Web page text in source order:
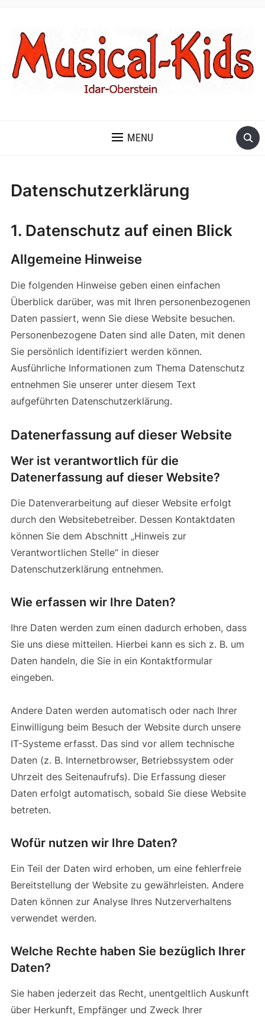
MENU
Datenschutzerklärung
1. Datenschutz auf einen Blick
Allgemeine Hinweise
Die folgenden Hinweise geben einen einfachen
Überblick darüber, was mit Ihren personenbezogenen
Daten passiert, wenn Sie diese Website besuchen.
Personenbezogene Daten sind alle Daten, mit denen
Sie persönlich identifiziert werden können.
Ausführliche Informationen zum Thema Datenschutz
entnehmen Sie unserer unter diesem Text
aufgeführten Datenschutzerklärung.
Datenerfassung auf dieser Website
Wer ist verantwortlich für die
Datenerfassung auf dieser Website?
Die Datenverarbeitung auf dieser Website erfolgt
durch den Websitebetreiber. Dessen Kontaktdaten
können Sie dem Abschnitt „Hinweis zur
Verantwortlichen Stelle“ in dieser
Datenschutzerklärung entnehmen.
Wie erfassen wir Ihre Daten?
Ihre Daten werden zum einen dadurch erhoben, dass
Sie uns diese mitteilen. Hierbei kann es sich z. B. um
Daten handeln, die Sie in ein Kontaktformular
eingeben.
Andere Daten werden automatisch oder nach Ihrer
Einwilligung beim Besuch der Website durch unsere
IT-Systeme erfasst. Das sind vor allem technische
Daten (z. B. Internetbrowser, Betriebssystem oder
Uhrzeit des Seitenaufrufs). Die Erfassung dieser
Daten erfolgt automatisch, sobald Sie diese Website
betreten.
Wofür nutzen wir Ihre Daten?
Ein Teil der Daten wird erhoben, um eine fehlerfreie
Bereitstellung der Website zu gewährleisten. Andere
Daten können zur Analyse Ihres Nutzerverhaltens
verwendet werden.
Welche Rechte haben Sie bezüglich Ihrer
Daten?
Sie haben jederzeit das Recht, unentgeltlich Auskunft
über Herkunft, Empfänger und Zweck Ihrer